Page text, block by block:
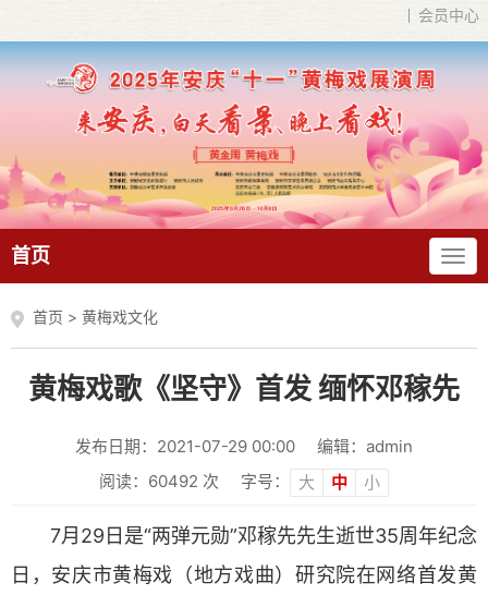
会员中心
首页
首页 > 黄梅戏文化
黄梅戏歌《坚守》首发 缅怀邓稼先
发布日期：2021-07-29 00:00
编辑：admin
阅读： 60492 次 字号： 大 中 小
7月29日是“两弹元勋”邓稼先先生逝世35周年纪念
日，安庆市黄梅戏（地方戏曲）研究院在网络首发黄